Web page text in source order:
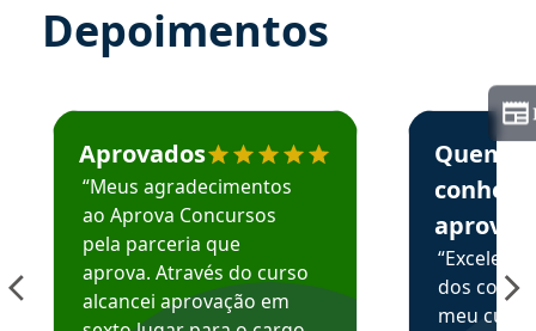
Depoimentos
Estudante José recomenda o Aprova Concursos em
Aprovados
“Meus agradecimentos
ao Aprova Concursos
pela parceria que
aprova. Através do curso
alcancei aprovação em
Estudante
Quem
aprova
dos
meu